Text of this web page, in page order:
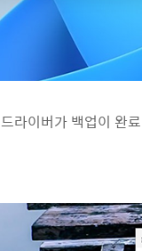
라이버가 백업이 완